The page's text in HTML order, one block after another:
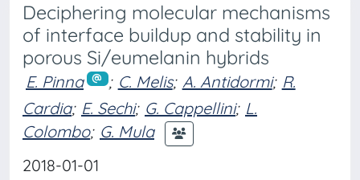
Deciphering molecular mechanisms
of interface buildup and stability in
porous Si/eumelanin hybrids
E. Pinna ; C. Melis; A. Antidormi; R.
Cardia; E. Sechi; G. Cappellini; L.
Colombo; G. Mula
2018-01-01